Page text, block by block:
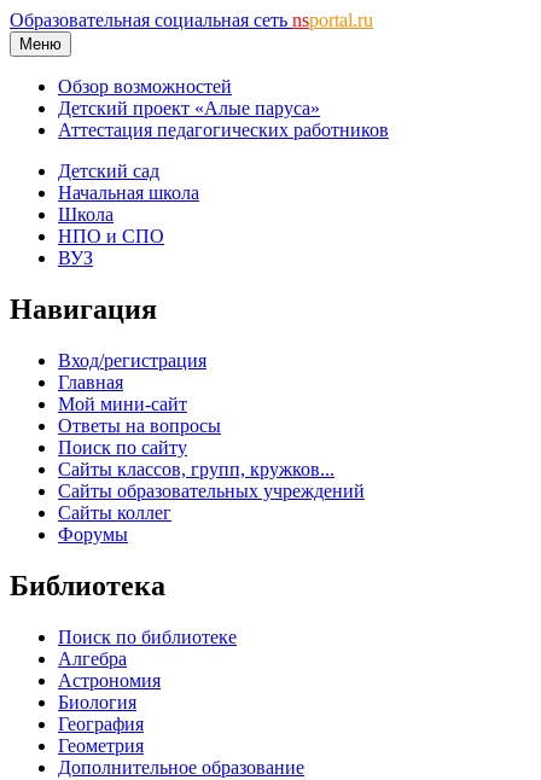
Образовательная социальная сеть nsportal.ru
Меню
Обзор возможностей
Детский проект «Алые паруса»
Аттестация педагогических работников
Детский сад
Начальная школа
Школа
НПО и СПО
ВУЗ
Навигация
Вход/регистрация
Главная
Мой мини-сайт
Ответы на вопросы
Поиск по сайту
Сайты классов, групп, кружков...
Сайты образовательных учреждений
Сайты коллег
Форумы
Библиотека
Поиск по библиотеке
Алгебра
Астрономия
Биология
География
Геометрия
Дополнительное образование